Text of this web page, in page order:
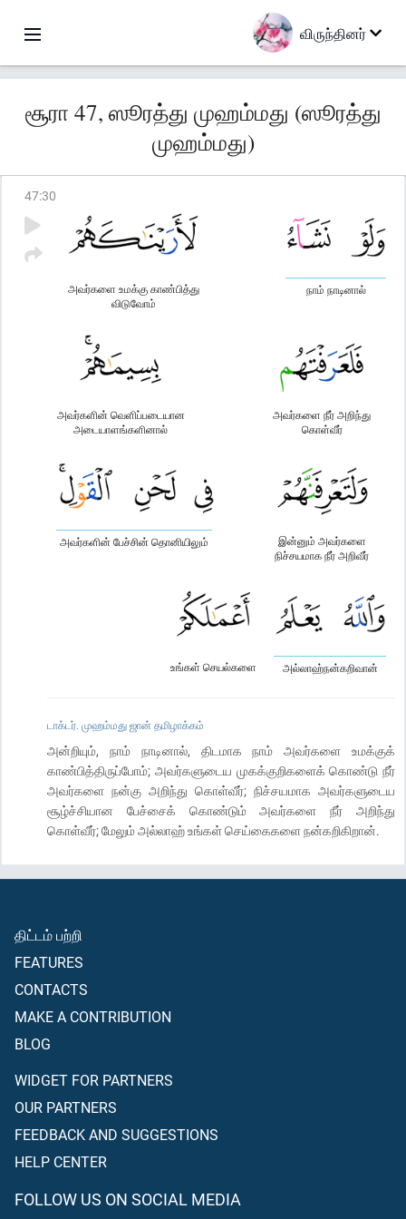
விருந்தினர்
சூரா 47, ஸூரத்து முஹம்மது (ஸூரத்து
முஹம்மது)
47:30
நாம் நாடினால்
அவர்களை உமக்கு காண்பித்து
விடுவோம்
அவர்களை நீர் அறிந்து
கொள்வீர்
அவர்களின் வெளிப்படையான
அடையாளங்களினால்
இன்னும் அவர்களை
நிச்சயமாக நீர் அறிவீர்
அவர்களின் பேச்சின் தொனியிலும்
அல்லாஹ்நன்கறிவான்
உங்கள் செயல்களை
டாக்டர். முஹம்மது ஜான் தமிழாக்கம்
அன்றியும், நாம் நாடினால், திடமாக நாம் அவர்களை உமக்குக்
காண்பித்திருப்போம்; அவர்களுடைய முகக்குறிகளைக் கொண்டு நீர்
அவர்களை நன்கு அறிந்து கொள்வீர்; நிச்சயமாக அவர்களுடைய
சூழ்ச்சியான பேச்சைக் கொண்டும் அவர்களை நீர் அறிந்து
கொள்வீர்; மேலும் அல்லாஹ் உங்கள் செய்கைகளை நன்கறிகிறான்.
திட்டம் பற்றி
FEATURES
CONTACTS
MAKE A CONTRIBUTION
BLOG
WIDGET FOR PARTNERS
OUR PARTNERS
FEEDBACK AND SUGGESTIONS
HELP CENTER
FOLLOW US ON SOCIAL MEDIA